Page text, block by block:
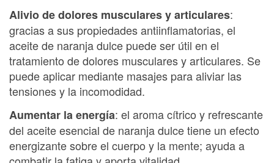
Alivio de dolores musculares y articulares:
gracias a sus propiedades antiinflamatorias, el
aceite de naranja dulce puede ser útil en el
tratamiento de dolores musculares y articulares. Se
puede aplicar mediante masajes para aliviar las
tensiones y la incomodidad.
Aumentar la energía: el aroma cítrico y refrescante
del aceite esencial de naranja dulce tiene un efecto
energizante sobre el cuerpo y la mente; ayuda a